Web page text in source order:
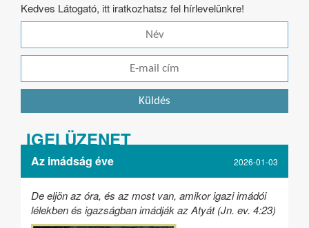
Kedves Látogató, itt iratkozhatsz fel hírlevelünkre!
IGEI ÜZENET
Az imádság éve 2026-01-03
De eljön az óra, és az most van, amikor igazi imádói
lélekben és igazságban imádják az Atyát (Jn. ev. 4:23)